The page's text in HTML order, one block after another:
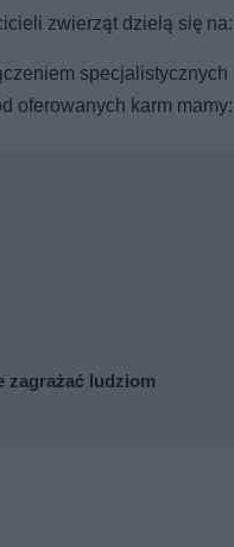
zwierząt dzielą się na:
specjalistycznych
oferowanych karm mamy:
zagrażać ludziom